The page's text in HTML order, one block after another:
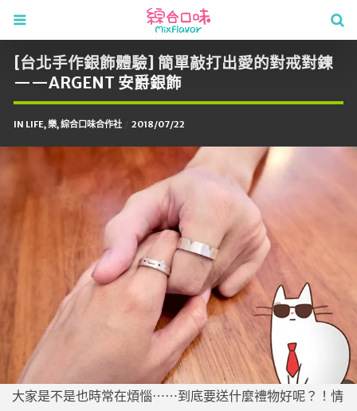
[台北手作銀飾體驗] 簡單敲打出愛的對戒對鍊
——ARGENT 安爵銀飾
IN LIFE, 樂, 綜合口味合作社 2018/07/22
大家是不是也時常在煩惱⋯⋯到底要送什麼禮物好呢？！情